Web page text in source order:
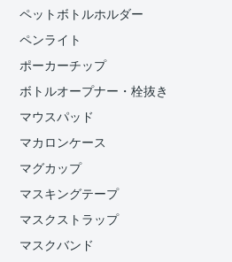
ペットボトルホルダー
ペンライト
ポーカーチップ
ボトルオープナー・栓抜き
マウスパッド
マカロンケース
マグカップ
マスキングテープ
マスクストラップ
マスクバンド